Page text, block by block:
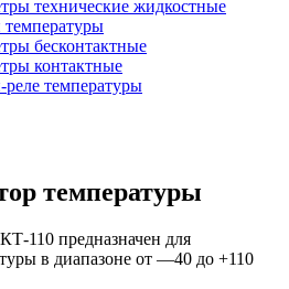
технические жидкостные
температуры
бесконтактные
контактные
реле температуры
температуры
110 предназначен для
в диапазоне от —40 до +110